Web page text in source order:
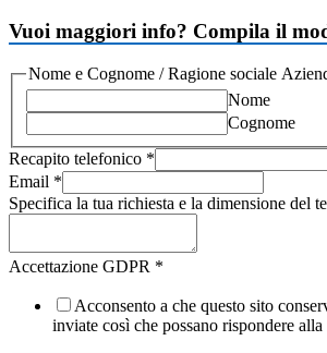
Vuoi maggiori info? Compila il
Nome e Cognome / Ragione sociale
Nome
Cognome
Recapito telefonico *
Email *
Specifica la tua richiesta e la dimensione del
Accettazione GDPR *
Acconsento a che questo sito
inviate così che possano rispondere